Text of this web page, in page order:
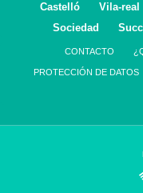
Castelló Vila-real
Sociedad
CONTACTO
PROTECCIÓN DE DATOS